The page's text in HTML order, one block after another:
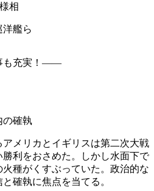
相
艦ら
充実！ ――
の確執
メリカとイギリスは第二次大戦
利をおさめた。しかし水面下で
種がくすぶっていた。政治的な
確執に焦点を当てる。